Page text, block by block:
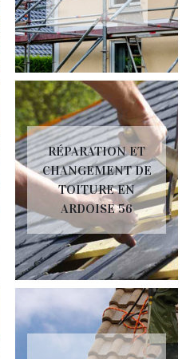
RÉPARATION ET
CHANGEMENT DE
TOITURE EN
ARDOISE 56